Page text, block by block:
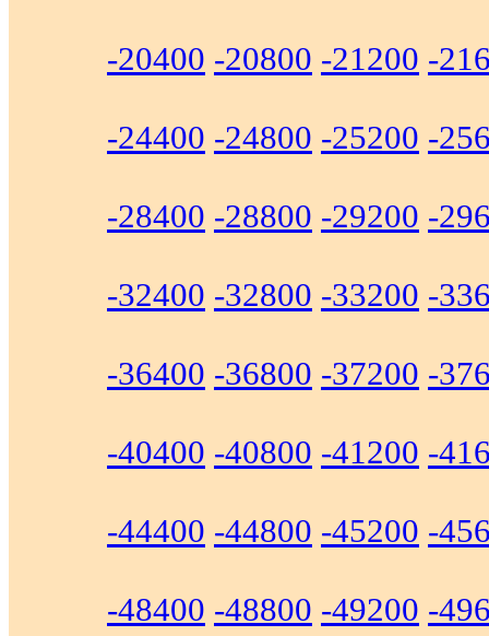
-20400 -20800 -21200 -
-24400 -24800 -25200 -
-28400 -28800 -29200 -
-32400 -32800 -33200 -
-36400 -36800 -37200 -
-40400 -40800 -41200 -
-44400 -44800 -45200 -
-48400 -48800 -49200 -